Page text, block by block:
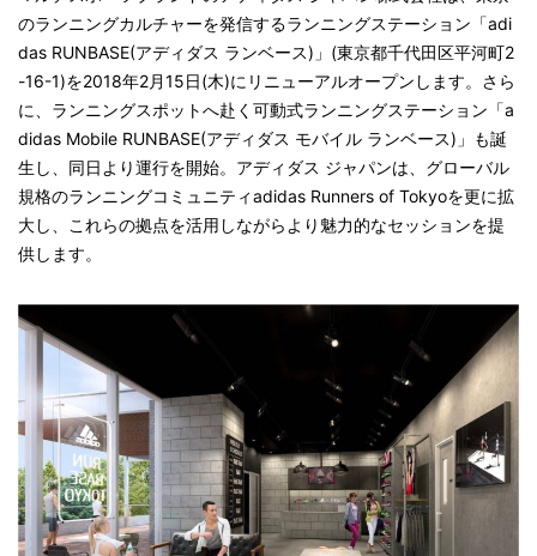
のランニングカルチャーを発信するランニングステーション「adi
das RUNBASE(アディダス ランベース)」(東京都千代田区平河町2
-16-1)を2018年2月15日(木)にリニューアルオープンします。さら
に、ランニングスポットへ赴く可動式ランニングステーション「a
didas Mobile RUNBASE(アディダス モバイル ランベース)」も誕
生し、同日より運行を開始。アディダス ジャパンは、グローバル
規格のランニングコミュニティadidas Runners of Tokyoを更に拡
大し、これらの拠点を活用しながらより魅力的なセッションを提
供します。